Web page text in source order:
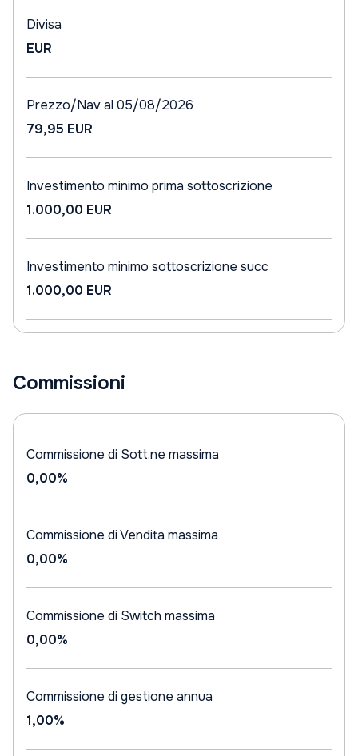
Divisa
EUR
Prezzo/Nav al 05/08/2026
79,95 EUR
Investimento minimo prima sottoscrizione
1.000,00 EUR
Investimento minimo sottoscrizione succ
1.000,00 EUR
Commissioni
Commissione di Sott.ne massima
0,00%
Commissione di Vendita massima
0,00%
Commissione di Switch massima
0,00%
Commissione di gestione annua
1,00%